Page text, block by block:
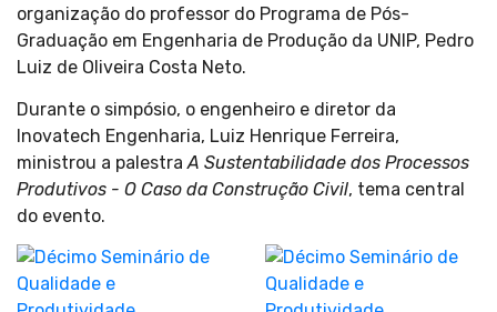
organização do professor do Programa de Pós-
Graduação em Engenharia de Produção da UNIP, Pedro
Luiz de Oliveira Costa Neto.
Durante o simpósio, o engenheiro e diretor da
Inovatech Engenharia, Luiz Henrique Ferreira,
ministrou a palestra A Sustentabilidade dos Processos
Produtivos - O Caso da Construção Civil, tema central
do evento.